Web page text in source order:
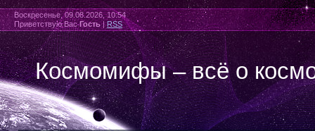
Воскресенье, 09.08.2026, 10:54
Приветствую Вас Гость|RSS
Космомифы – всё о